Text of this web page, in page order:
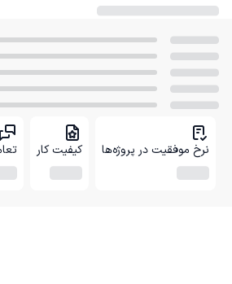
نرخ موفقیت در پروژه‌ها کیفیت کار